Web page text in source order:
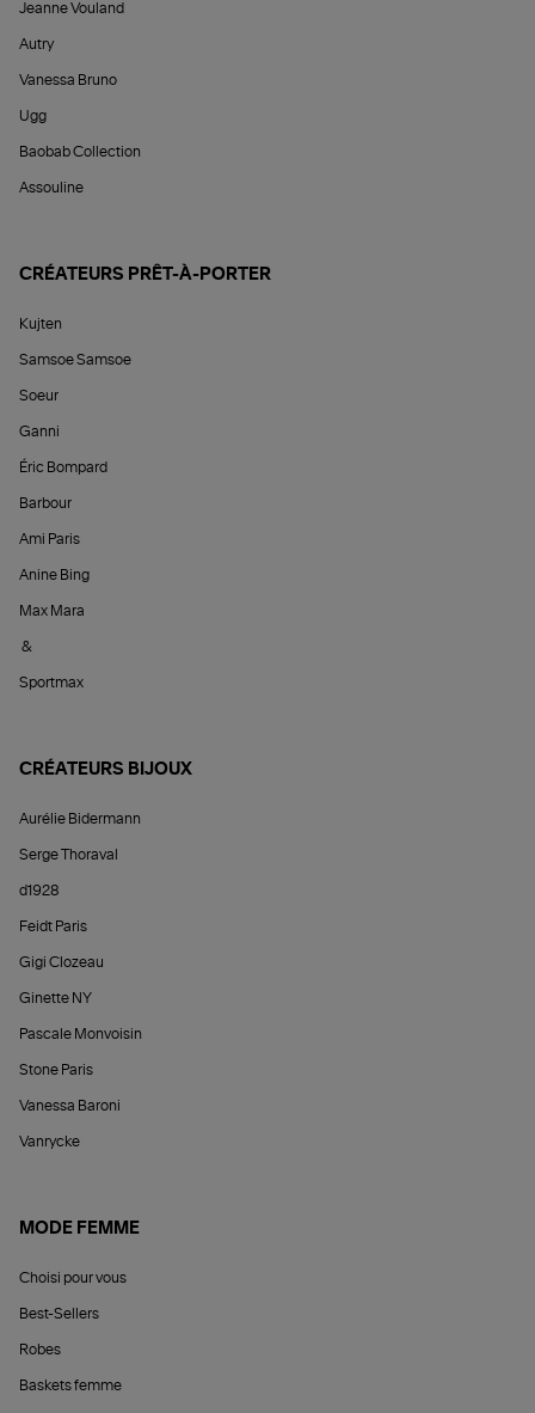
Jeanne Vouland
Autry
Vanessa Bruno
Ugg
Baobab Collection
Assouline
CRÉATEURS PRÊT-À-PORTER
Kujten
Samsoe Samsoe
Soeur
Ganni
Éric Bompard
Barbour
Ami Paris
Anine Bing
Max Mara
&
Sportmax
CRÉATEURS BIJOUX
Aurélie Bidermann
Serge Thoraval
d1928
Feidt Paris
Gigi Clozeau
Ginette NY
Pascale Monvoisin
Stone Paris
Vanessa Baroni
Vanrycke
MODE FEMME
Choisi pour vous
Best-Sellers
Robes
Baskets femme